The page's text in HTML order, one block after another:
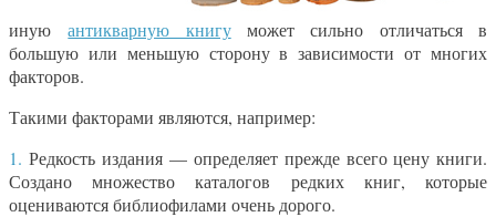
инуюантикварную книгуможет сильно отличаться в
большую или меньшую сторону в зависимости от многих
факторов.
Такими факторами являются, например:
1. Редкость издания — определяет прежде всего цену книги.
Создано множество каталогов редких книг, которые
оцениваются библиофилами очень дорого.